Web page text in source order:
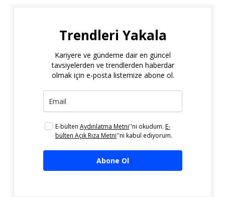
Trendleri Yakala
Kariyere ve gündeme dair en güncel
tavsiyelerden ve trendlerden haberdar
olmak için e-posta listemize abone ol.
E-bülten Aydınlatma Metni''ni okudum. E-
bülten Açık Rıza Metni''ni kabul ediyorum.
Abone Ol